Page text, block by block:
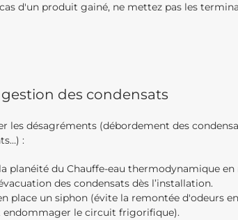
d'un produit gainé, ne mettez pas les
gestion des condensats
les désagréments (débordement des
:
planéité du Chauffe-eau thermodynamique en
des condensats dès l’installation.
place un siphon (évite la remontée d'odeurs
endommager le circuit frigorifique).